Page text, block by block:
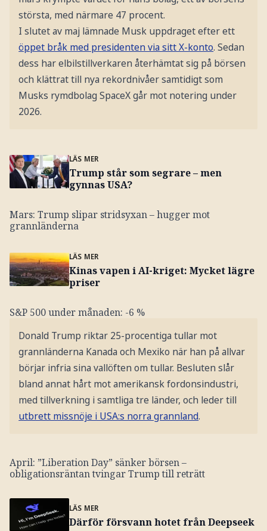
största, med närmare 47 procent.
I slutet av maj lämnade Musk uppdraget efter ett
öppet bråk med presidenten via sitt X-konto. Sedan
dess har elbilstillverkaren återhämtat sig på börsen
och klättrat till nya rekordnivåer samtidigt som
Musks rymdbolag SpaceX går mot notering under
2026.
LÄS MER
Trump står som segrare – men
gynnas USA?
Mars: Trump slipar stridsyxan – hugger mot
grannländerna
LÄS MER
Kinas vapen i AI-kriget: Mycket lägre
priser
S&P 500 under månaden: -6 %
Donald Trump riktar 25-procentiga tullar mot
grannländerna Kanada och Mexiko när han på allvar
börjar infria sina vallöften om tullar. Besluten slår
bland annat hårt mot amerikansk fordonsindustri,
med tillverkning i samtliga tre länder, och leder till
utbrett missnöje i USA:s norra grannland.
April: ”Liberation Day” sänker börsen –
obligationsräntan tvingar Trump till reträtt
LÄS MER
Därför försvann hotet från Deepseek